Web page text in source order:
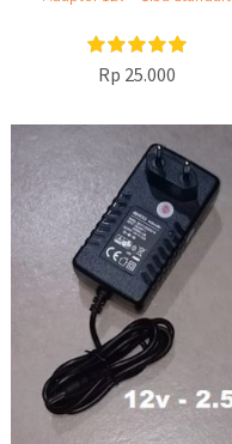
Rp 25.000